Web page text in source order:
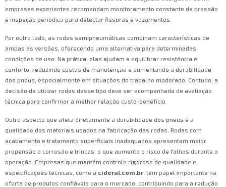
empresas experientes recomendam monitoramento constante da pressão
e inspeção periódica para detectar fissuras e vazamentos.
Por outro lado, as rodas semipneumáticas combinam características de
ambas as versões, oferecendo uma alternativa para determinadas
condições de uso. Na prática, elas ajudam a equilibrar resistência e
conforto, reduzindo custos de manutenção e aumentando a durabilidade
dos pneus, especialmente em situações de trabalho moderado. Contudo, a
decisão de utilizar rodas desse tipo deve ser acompanhada de avaliação
técnica para confirmar a melhor relação custo-benefício.
Outro aspecto que afeta diretamente a durabilidade dos pneus é a
qualidade dos materiais usados na fabricação das rodas. Rodas com
acabamento e tratamento superficiais inadequados apresentam maior
propensão a corrosão e trincas, o que aumenta o risco de falhas durante a
operação. Empresas que mantém controle rigoroso de qualidade e
especificações técnicas, como a cideral.com.br, têm papel importante na
oferta de produtos confiáveis para o mercado, contribuindo para a redução